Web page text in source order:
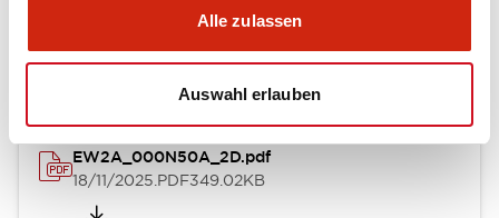
Alle zulassen
Auswahl erlauben
SWD_Cables_v1-a_(Technical_Specifications_EN)
EW2A_000N50A_2D.pdf
18/11/2025.PDF349.02KB